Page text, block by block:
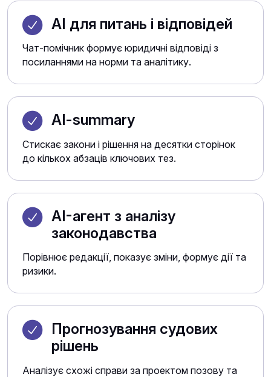
AI для питань і відповідей
Чат-помічник формує юридичні відповіді з
посиланнями на норми та аналітику.
AI-summary
Стискає закони і рішення на десятки сторінок
до кількох абзаців ключових тез.
AI-агент з аналізу
законодавства
Порівнює редакції, показує зміни, формує дії та
ризики.
Прогнозування судових
рішень
Аналізує схожі справи за проектом позову та